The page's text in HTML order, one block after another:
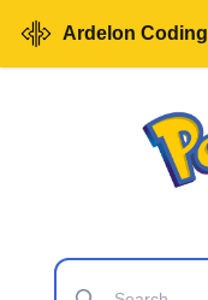
Ardelon Coding